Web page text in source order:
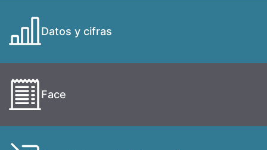
Datos y cifras
Face